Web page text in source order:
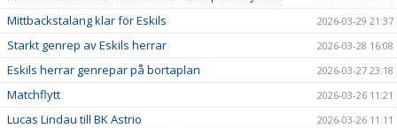
Mittbackstalang klar för Eskils 2026-03-29 21:37
Starkt genrep av Eskils herrar 2026-03-28 16:08
Eskils herrar genrepar på bortaplan 2026-03-27 23:18
Matchflytt 2026-03-26 11:21
Lucas Lindau till BK Astrio 2026-03-26 11:11